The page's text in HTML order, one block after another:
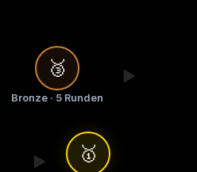
🥉
Bronze · 5 Runden
▶
▶ 🥇